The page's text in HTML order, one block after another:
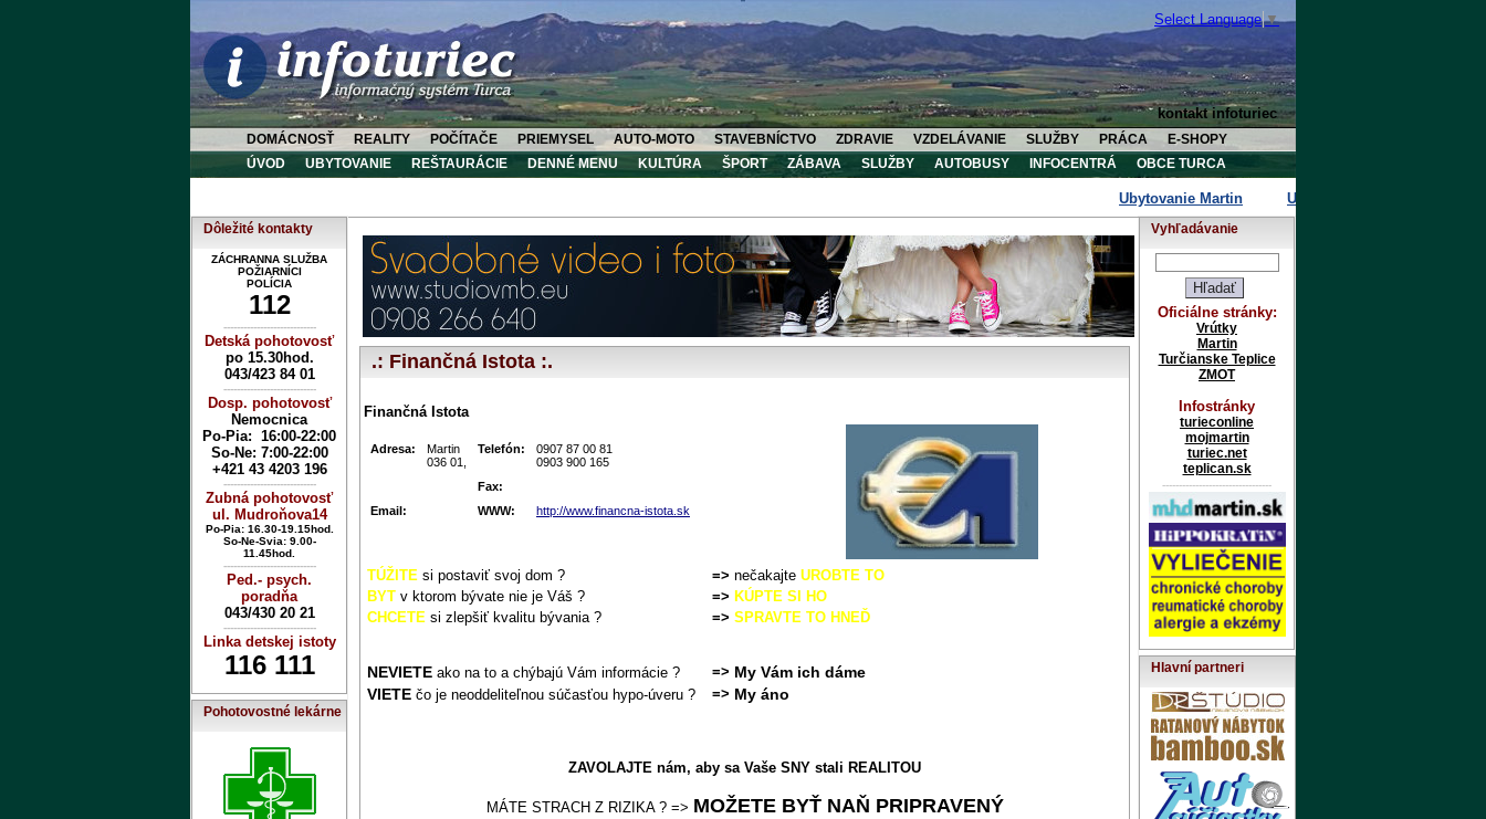
Select Language ▼
kontakt infoturiec
DOMÁCNOSŤ REALITY POČÍTAČE PRIEMYSEL AUTO-MOTO STAVEBNÍCTVO ZDRAVIE VZDELÁVANIE SLUŽBY PRÁCA
E-SHOPY
ÚVOD
UBYTOVANIE REŠTAURÁCIE DENNÉ MENU KULTÚRA ŠPORT ZÁBAVA SLUŽBY AUTOBUSY INFOCENTRÁ OBCE TURCA
Ubytovanie Martin Ubytovanie Vrútky
Dôležité kontakty
ZÁCHRANNA SLUŽBA
POŽIARNÍCI
POLÍCIA
112
----------------------------
Detská pohotovosť
po 15.30hod.
043/423 84 01
----------------------------
Dosp. pohotovosť
Nemocnica
Po-Pia: 16:00-22:00
So-Ne: 7:00-22:00
+421 43 4203 196
----------------------------
Zubná pohotovosť
ul. Mudroňova14
Po-Pia: 16.30-19.15hod.
So-Ne-Svia: 9.00-
11.45hod.
----------------------------
Ped.- psych.
poradňa
043/430 20 21
----------------------------
Linka detskej istoty
116 111
Pohotovostné lekárne
.: Finančná Istota :.
Finančná Istota
Adresa:
Martin
036 01,
Telefón:
0907 87 00 81
0903 900 165
Fax:
Email:
WWW: http://www.financna-istota.sk
TÚŽITE si postaviť svoj dom ? => nečakajte UROBTE TO
BYT v ktorom bývate nie je Váš ? => KÚPTE SI HO
CHCETE si zlepšiť kvalitu bývania ? => SPRAVTE TO HNEĎ
NEVIETE ako na to a chýbajú Vám informácie ? => My Vám ich dáme
VIETE čo je neoddeliteľnou súčasťou hypo-úveru ? => My áno
ZAVOLAJTE nám, aby sa Vaše SNY stali REALITOU
MÁTE STRACH Z RIZIKA ? => MOŽETE BYŤ NAŇ PRIPRAVENÝ
Vyhľadávanie
Oficiálne stránky:
Vrútky
Martin
Turčianske Teplice
ZMOT
Infostránky
turieconline
mojmartin
turiec.net
teplican.sk
---------------------------------
Hlavní partneri